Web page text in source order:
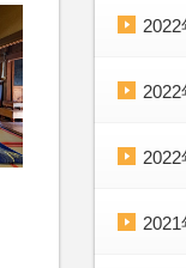
2022
2022
2022
2021